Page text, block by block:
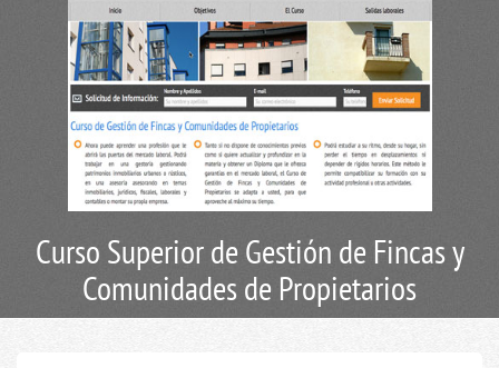
Curso Superior de Gestión de Fincas y
Comunidades de Propietarios